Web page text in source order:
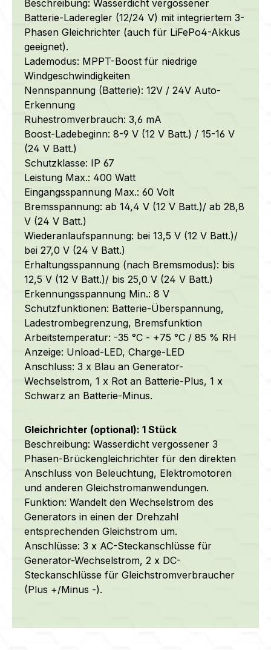
Beschreibung: Wasserdicht vergossener
Batterie-Laderegler (12/24 V) mit integriertem 3-
Phasen Gleichrichter (auch für LiFePo4-Akkus
geeignet).
Lademodus: MPPT-Boost für niedrige
Windgeschwindigkeiten
Nennspannung (Batterie): 12V / 24V Auto-
Erkennung
Ruhestromverbrauch: 3,6 mA
Boost-Ladebeginn: 8-9 V (12 V Batt.) / 15-16 V
(24 V Batt.)
Schutzklasse: IP 67
Leistung Max.: 400 Watt
Eingangsspannung Max.: 60 Volt
Bremsspannung: ab 14,4 V (12 V Batt.)/ ab 28,8
V (24 V Batt.)
Wiederanlaufspannung: bei 13,5 V (12 V Batt.)/
bei 27,0 V (24 V Batt.)
Erhaltungsspannung (nach Bremsmodus): bis
12,5 V (12 V Batt.)/ bis 25,0 V (24 V Batt.)
Erkennungsspannung Min.: 8 V
Schutzfunktionen: Batterie-Überspannung,
Ladestrombegrenzung, Bremsfunktion
Arbeitstemperatur: -35 °C - +75 °C / 85 % RH
Anzeige: Unload-LED, Charge-LED
Anschluss: 3 x Blau an Generator-
Wechselstrom, 1 x Rot an Batterie-Plus, 1 x
Schwarz an Batterie-Minus.
Gleichrichter (optional): 1 Stück
Beschreibung: Wasserdicht vergossener 3
Phasen-Brückengleichrichter für den direkten
Anschluss von Beleuchtung, Elektromotoren
und anderen Gleichstromanwendungen.
Funktion: Wandelt den Wechselstrom des
Generators in einen der Drehzahl
entsprechenden Gleichstrom um.
Anschlüsse: 3 x AC-Steckanschlüsse für
Generator-Wechselstrom, 2 x DC-
Steckanschlüsse für Gleichstromverbraucher
(Plus +/Minus -).